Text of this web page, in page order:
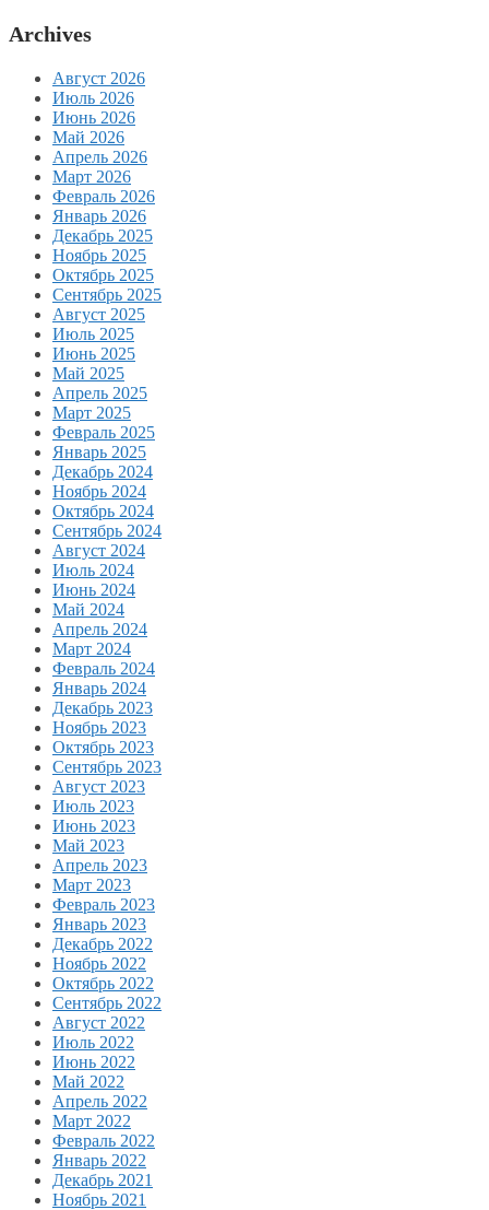
Archives
Август 2026
Июль 2026
Июнь 2026
Май 2026
Апрель 2026
Март 2026
Февраль 2026
Январь 2026
Декабрь 2025
Ноябрь 2025
Октябрь 2025
Сентябрь 2025
Август 2025
Июль 2025
Июнь 2025
Май 2025
Апрель 2025
Март 2025
Февраль 2025
Январь 2025
Декабрь 2024
Ноябрь 2024
Октябрь 2024
Сентябрь 2024
Август 2024
Июль 2024
Июнь 2024
Май 2024
Апрель 2024
Март 2024
Февраль 2024
Январь 2024
Декабрь 2023
Ноябрь 2023
Октябрь 2023
Сентябрь 2023
Август 2023
Июль 2023
Июнь 2023
Май 2023
Апрель 2023
Март 2023
Февраль 2023
Январь 2023
Декабрь 2022
Ноябрь 2022
Октябрь 2022
Сентябрь 2022
Август 2022
Июль 2022
Июнь 2022
Май 2022
Апрель 2022
Март 2022
Февраль 2022
Январь 2022
Декабрь 2021
Ноябрь 2021